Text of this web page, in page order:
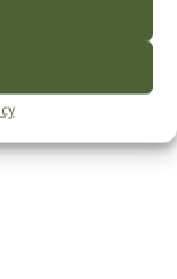
L. 46/2004, art. 1c.1: